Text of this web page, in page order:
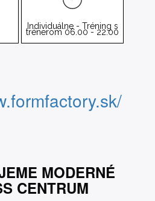
Individuálne - Tréning s
trénerom 06.00 - 22.00
MODERNÉ
CENTRUM